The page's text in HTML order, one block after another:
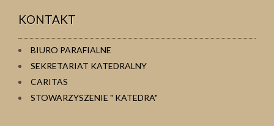
KONTAKT
BIURO PARAFIALNE
SEKRETARIAT KATEDRALNY
CARITAS
STOWARZYSZENIE " KATEDRA"